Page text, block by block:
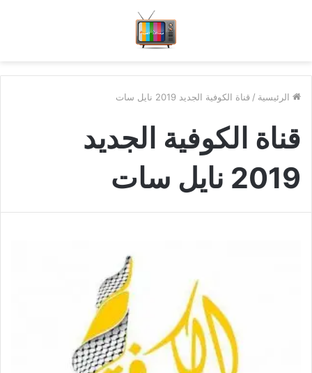
الرئيسية / قناة الكوفية الجديد 2019 نايل سات
قناة الكوفية الجديد
2019 نايل سات